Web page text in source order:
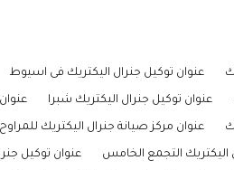
عنوان توكيل جنرال اليكتريك فى اسيوط
عنوان توكيل جنرال اليكتريك شبرا
عنوان مركز صيانة جنرال اليكتريك للمراوح
التجمع الخامس عنوان توكيل